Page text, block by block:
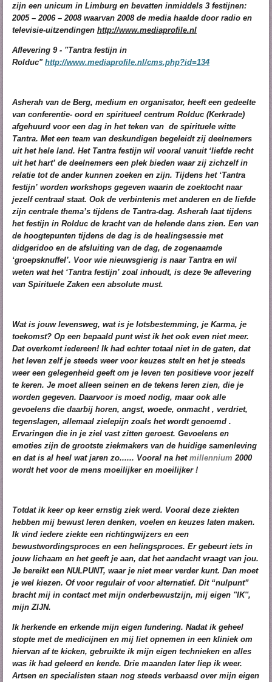
zijn een unicum in Limburg en bevatten inmiddels 3 festijnen:
2005 – 2006 – 2008 waarvan 2008 de media haalde door radio en
televisie-uitzendingen http://www.mediaprofile.nl
Aflevering 9 - "Tantra festijn in
Rolduc" http://www.mediaprofile.nl/cms.php?id=134
Asherah van de Berg, medium en organisator, heeft een gedeelte
van conferentie- oord en spiritueel centrum Rolduc (Kerkrade)
afgehuurd voor een dag in het teken van de spirituele witte
Tantra. Met een team van deskundigen begeleidt zij deelnemers
uit het hele land. Het Tantra festijn wil vooral vanuit ‘liefde recht
uit het hart’ de deelnemers een plek bieden waar zij zichzelf in
relatie tot de ander kunnen zoeken en zijn. Tijdens het ‘Tantra
festijn’ worden workshops gegeven waarin de zoektocht naar
jezelf centraal staat. Ook de verbintenis met anderen en de liefde
zijn centrale thema’s tijdens de Tantra-dag. Asherah laat tijdens
het festijn in Rolduc de kracht van de helende dans zien. Een van
de hoogtepunten tijdens de dag is de healingsessie met
didgeridoo en de afsluiting van de dag, de zogenaamde
‘groepsknuffel’. Voor wie nieuwsgierig is naar Tantra en wil
weten wat het ‘Tantra festijn’ zoal inhoudt, is deze 9e aflevering
van Spirituele Zaken een absolute must.
Wat is jouw levensweg, wat is je lotsbestemming, je Karma, je
toekomst? Op een bepaald punt wist ik het ook even niet meer.
Dat overkomt iedereen! Ik had echter totaal niet in de gaten, dat
het leven zelf je steeds weer voor keuzes stelt en het je steeds
weer een gelegenheid geeft om je leven ten positieve voor jezelf
te keren. Je moet alleen seinen en de tekens leren zien, die je
worden gegeven. Daarvoor is moed nodig, maar ook alle
gevoelens die daarbij horen, angst, woede, onmacht , verdriet,
tegenslagen, allemaal zielepijn zoals het wordt genoemd .
Ervaringen die in je ziel vast zitten geroest. Gevoelens en
emoties zijn de grootste ziekmakers van de huidige samenleving
en dat is al heel wat jaren zo...... Vooral na het millennium 2000
wordt het voor de mens moeilijker en moeilijker !
Totdat ik keer op keer ernstig ziek werd. Vooral deze ziekten
hebben mij bewust leren denken, voelen en keuzes laten maken.
Ik vind iedere ziekte een richtingwijzers en een
bewustwordingsproces en een helingsproces. Er gebeurt iets in
jouw lichaam en het geeft je aan, dat het aandacht vraagt van jou.
Je bereikt een NULPUNT, waar je niet meer verder kunt. Dan moet
je wel kiezen. Of voor regulair of voor alternatief. Dit “nulpunt”
bracht mij in contact met mijn onderbewustzijn, mij eigen "IK'',
mijn ZIJN.
Ik herkende en erkende mijn eigen fundering. Nadat ik geheel
stopte met de medicijnen en mij liet opnemen in een kliniek om
hiervan af te kicken, gebruikte ik mijn eigen technieken en alles
was ik had geleerd en kende. Drie maanden later liep ik weer.
Artsen en specialisten staan nog steeds verbaasd over mijn eigen